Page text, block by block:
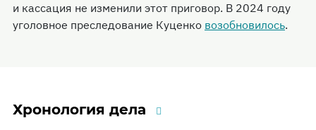
и кассация не изменили этот приговор. В 2024 году
уголовное преследование Куценко возобновилось.
Хронология дела